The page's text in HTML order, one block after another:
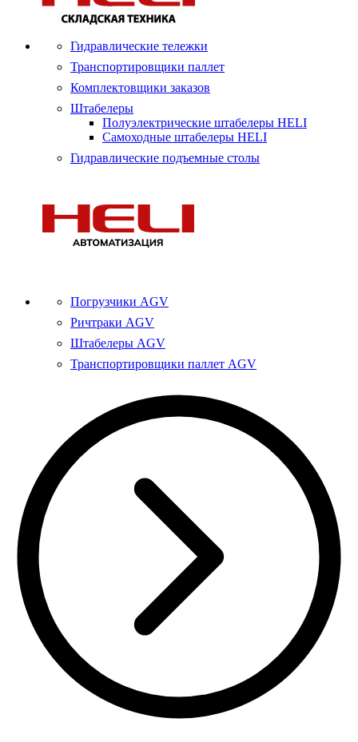
Гидравлические тележки
Транспортировщики паллет
Комплектовщики заказов
Штабелеры
Полуэлектрические штабелеры HELI
Самоходные штабелеры HELI
Гидравлические подъемные столы
Погрузчики AGV
Ричтраки AGV
Штабелеры AGV
Транспортировщики паллет AGV